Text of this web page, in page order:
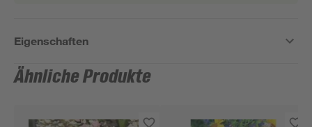
Eigenschaften
Ähnliche Produkte